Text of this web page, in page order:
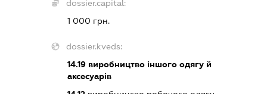
dossier.capital:
1 000 грн.
dossier.kveds:
14.19виробництво іншого одягу й
аксесуарів